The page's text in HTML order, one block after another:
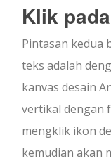
Klik
Pintasan kedua
teks adalah
kanvas desain
vertikal dengan
mengklik ikon
kemudian akan